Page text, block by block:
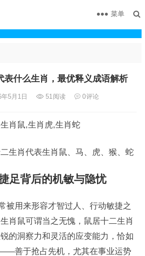
菜单
表什么生肖，最优释义成语解析
5月1日 51阅读 0评论
肖鼠,生肖虎,生肖蛇
生肖代表生肖鼠、马、虎、猴、蛇
足背后的机敏与隐忧
被用来形容才智过人、行动敏捷之
肖鼠可谓当之无愧，鼠居十二生肖
的洞察力和灵活的应变能力，恰如
——善于抢占先机，尤其在事业运势